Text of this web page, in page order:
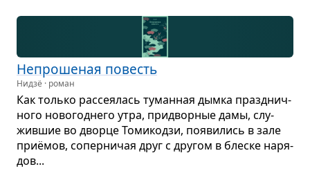
Непро­ше­ная повесть
Нидзё · роман
Как только рас­се­я­лась туман­ная дымка празд­нич­
ного ново­год­него утра, при­двор­ные дамы, слу­
жив­шие во дворце Томи­кодзи, появи­лись в зале
приёмов, сопер­ни­чая друг с дру­гом в блеске наря­
дов...